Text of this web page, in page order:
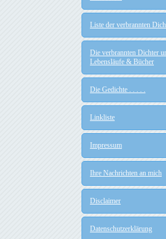
Liste der verbrannten
Die verbrannten Dichter
Lebensläufe & Bücher
Die Gedichte . . . . .
Linkliste
Impressum
Ihre Nachrichten an mich
Disclaimer
Datenschutzerklärung